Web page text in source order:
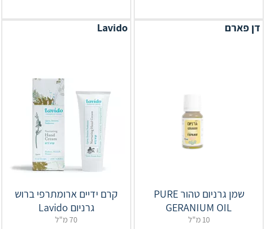
דן פארם
‎שמן גרניום טהור PURE
GERANIUM OIL
10 מ"ל
Lavido
קרם ידיים ארומתרפי ברוש
גרניום Lavido
70 מ"ל